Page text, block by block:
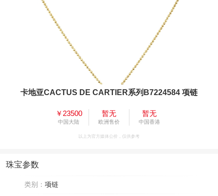
卡地亚CACTUS DE CARTIER系列B7224584 项链
￥23500
中国大陆
暂无
欧洲售价
暂无
中国香港
以上为官方媒体公价，仅供参考
珠宝参数
类别： 项链